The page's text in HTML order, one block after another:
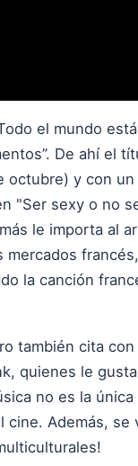
el mundo
De ahí el
y con
"Ser sexy o no
le importa al
la canción
también cita
quienes le
no es la
Además, se